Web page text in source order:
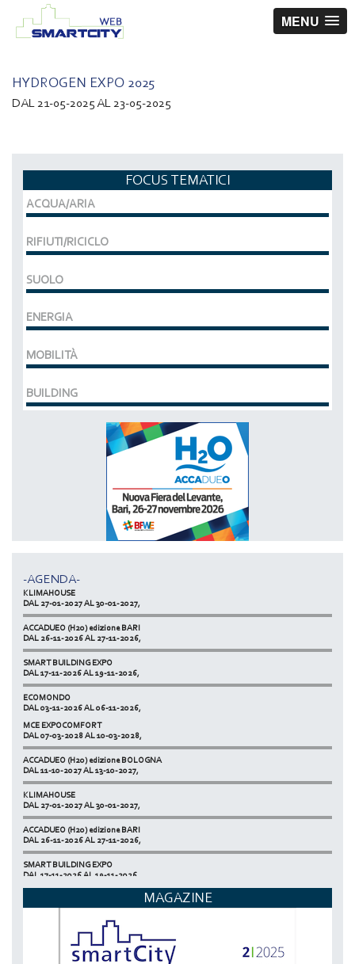
MENU
HYDROGEN EXPO 2025
DAL 21-05-2025 AL 23-05-2025
FOCUS TEMATICI
ACQUA/ARIA
RIFIUTI/RICICLO
SUOLO
ENERGIA
MOBILITÀ
BUILDING
-AGENDA-
DAL 07-03-2028 AL 10-03-2028,
ACCADUEO (H20) edizione BOLOGNA
KLIMAHOUSE
DAL 27-01-2027 AL 30-01-2027,
ACCADUEO (H20) edizione BARI
DAL 26-11-2026 AL 27-11-2026,
SMART BUILDING EXPO
DAL 17-11-2026 AL 19-11-2026,
ECOMONDO
DAL 03-11-2026 AL 06-11-2026,
NETZERO MILAN - EXPO SUMMIT
DAL 20-10-2026 AL 22-10-2026,
MCE EXPOCOMFORT
DAL 07-03-2028 AL 10-03-2028,
ACCADUEO (H20) edizione BOLOGNA
DAL 11-10-2027 AL 13-10-2027,
KLIMAHOUSE
DAL 27-01-2027 AL 30-01-2027,
ACCADUEO (H20) edizione BARI
DAL 26-11-2026 AL 27-11-2026,
SMART BUILDING EXPO
DAL 17-11-2026 AL 19-11-2026,
DAL 03-11-2026 AL 06-11-2026,
NETZERO MILAN - EXPO SUMMIT
DAL 20-10-2026 AL 22-10-2026,
MAGAZINE